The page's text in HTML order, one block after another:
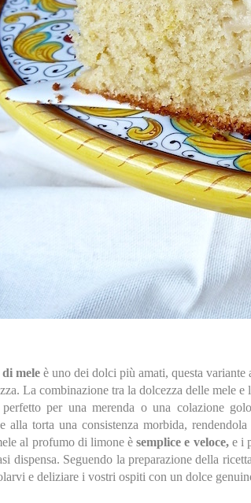
mele è uno dei dolci più amati, questa
La combinazione tra la dolcezza delle mele
perfetto per una merenda o una colazione
alla torta una consistenza morbida,
al profumo di limone èsemplice e veloce,e i
dispensa. Seguendo la preparazione della
e deliziare i vostri ospiti con un dolce